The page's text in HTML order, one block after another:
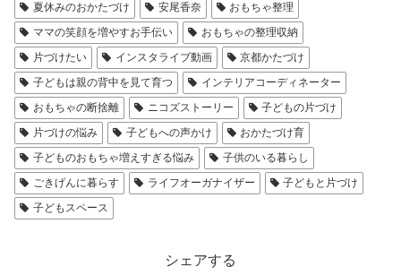
夏休みのおかたづけ 安尾香奈
おもちゃ整理
ママの笑顔を増やすお手伝い
おもちゃの整理収納
片づけたい
インスタライブ動画
京都かたづけ
子どもは親の背中を見て育つ
インテリアコーディネーター
おもちゃの断捨離
ニコズストーリー
子どもの片づけ
片づけの悩み
子どもへの声かけ
おかたづけ育
子どものおもちゃ増えすぎる悩み
子供のいる暮らし
ごきげんに暮らす
ライフオーガナイザー
子どもと片づけ
子どもスペース
シェアする